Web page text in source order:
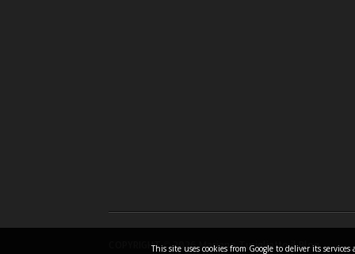
COPYRIGHT ©2026 Mariano Turigliatto il Blog
This site uses cookies from Google to deliver its